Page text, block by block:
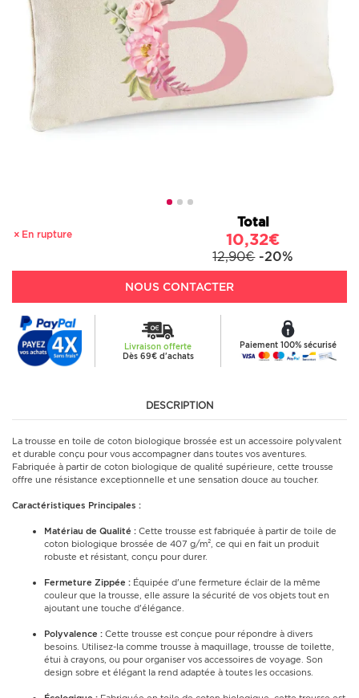
En rupture
Total
10,32€
12,90€ -20%
NOUS CONTACTER
Livraison offerte
Dès 69€ d'achats
Paiement 100% sécurisé
DESCRIPTION
La trousse en toile de coton biologique brossée est un accessoire polyvalent
et durable conçu pour vous accompagner dans toutes vos aventures.
Fabriquée à partir de coton biologique de qualité supérieure, cette trousse
offre une résistance exceptionnelle et une sensation douce au toucher.
Caractéristiques Principales :
Matériau de Qualité : Cette trousse est fabriquée à partir de toile de
coton biologique brossée de 407 g/m², ce qui en fait un produit
robuste et résistant, conçu pour durer.
Fermeture Zippée : Équipée d'une fermeture éclair de la même
couleur que la trousse, elle assure la sécurité de vos objets tout en
ajoutant une touche d'élégance.
Polyvalence : Cette trousse est conçue pour répondre à divers
besoins. Utilisez-la comme trousse à maquillage, trousse de toilette,
étui à crayons, ou pour organiser vos accessoires de voyage. Son
design sobre et élégant la rend adaptée à toutes les occasions.